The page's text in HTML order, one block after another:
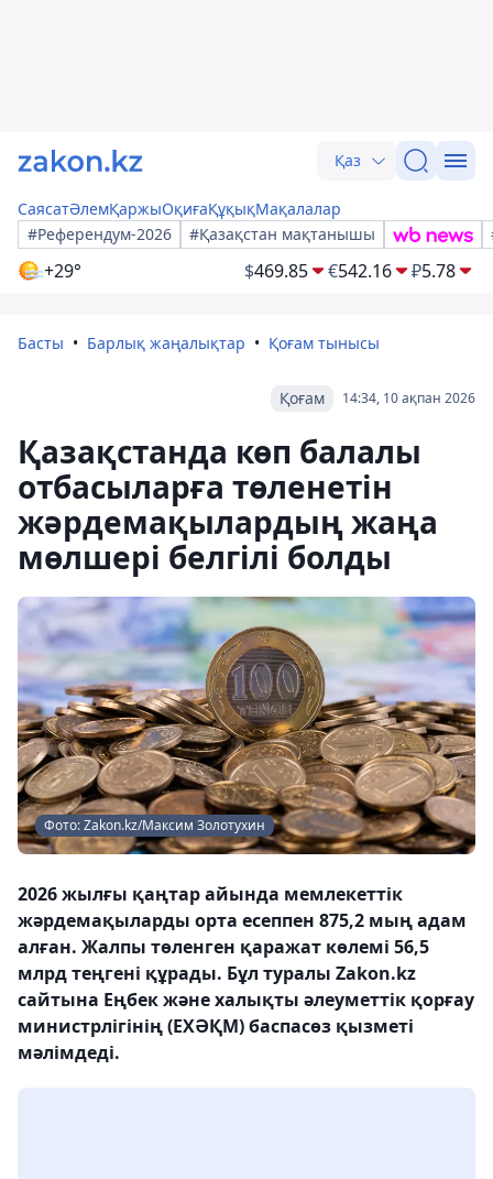
Қаз
СаясатӘлемҚаржыОқиғаҚұқықМақалалар
#Референдум-2026
#Қазақстан мақтанышы
+29° $469.85 €542.16 ₽5.78
Басты Барлық жаңалықтар Қоғам тынысы
14:34, 10 ақпан 2026
Қоғам
Қазақстанда көп балалы
отбасыларға төленетін
жәрдемақылардың жаңа
мөлшері белгілі болды
Фото: Zakon.kz/Максим Золотухин
2026 жылғы қаңтар айында мемлекеттік
жәрдемақыларды орта есеппен 875,2 мың адам
алған. Жалпы төленген қаражат көлемі 56,5
млрд теңгені құрады. Бұл туралы Zakon.kz
сайтына Еңбек және халықты әлеуметтік қорғау
министрлігінің (ЕХӘҚМ) баспасөз қызметі
мәлімдеді.